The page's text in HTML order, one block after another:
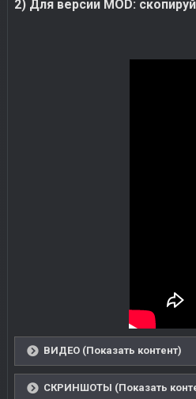
2) Для версии MOD:
ВИДЕО (Показать контент)
СКРИНШОТЫ (Показать